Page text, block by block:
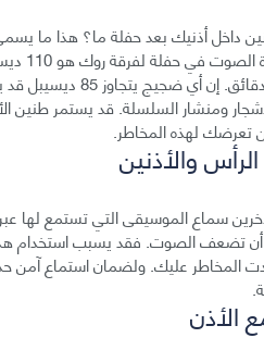
داخل أذنيك بعد حفلة ما؟ هذا ما
الأذن خلال 5
ومنشار السلسلة. قد يستمر طنين
تعرضك لهذه المخاطر.
والأذنين
سماع الموسيقى التي تستمع لها
تضعف الصوت. فقد يسبب استخدام
الأذن